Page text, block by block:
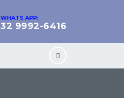
WHATS APP:
32 9992-6416